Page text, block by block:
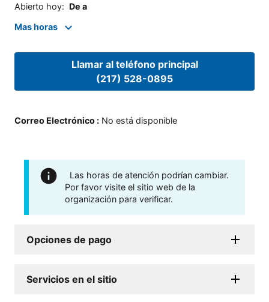
Abierto hoy: De a
Mas horas
Llamar al teléfono principal
(217) 528-0895
Correo Electrónico : No está disponible
Las horas de atención podrían cambiar.
Por favor visite el sitio web de la
organización para verificar.
Opciones de pago
Servicios en el sitio